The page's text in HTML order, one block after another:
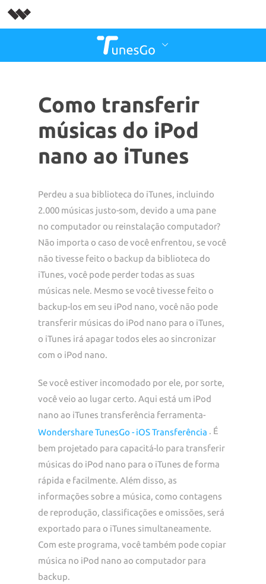
Como transferir
músicas do iPod
nano ao iTunes
Perdeu a sua biblioteca do iTunes, incluindo
2.000 músicas justo-som, devido a uma pane
no computador ou reinstalação computador?
Não importa o caso de você enfrentou, se você
não tivesse feito o backup da biblioteca do
iTunes, você pode perder todas as suas
músicas nele. Mesmo se você tivesse feito o
backup-los em seu iPod nano, você não pode
transferir músicas do iPod nano para o iTunes,
o iTunes irá apagar todos eles ao sincronizar
com o iPod nano.
Se você estiver incomodado por ele, por sorte,
você veio ao lugar certo. Aqui está um iPod
nano ao iTunes transferência ferramenta-
Wondershare TunesGo - iOS Transferência . É
bem projetado para capacitá-lo para transferir
músicas do iPod nano para o iTunes de forma
rápida e facilmente. Além disso, as
informações sobre a música, como contagens
de reprodução, classificações e omissões, será
exportado para o iTunes simultaneamente.
Com este programa, você também pode copiar
música no iPod nano ao computador para
backup.